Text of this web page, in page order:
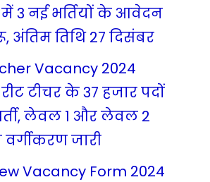
3 नई भर्तियों के आवेदन
तिथि 27 दिसंबर
Vacancy 2024
टीचर के 37 हजार पदों
लेवल 1 और लेवल 2
जारी
Vacancy Form 2024